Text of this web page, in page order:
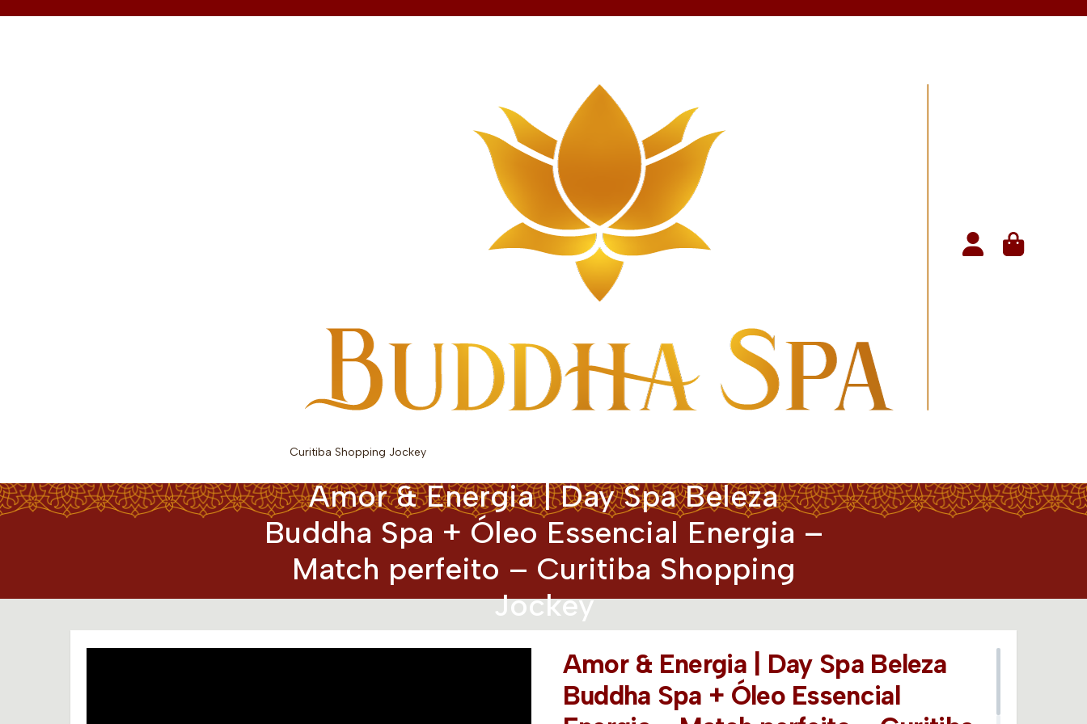
Curitiba Shopping Jockey
Amor & Energia | Day Spa Beleza
Buddha Spa + Óleo Essencial Energia –
Match perfeito – Curitiba Shopping
Jockey
Amor & Energia | Day Spa Beleza
Buddha Spa + Óleo Essencial